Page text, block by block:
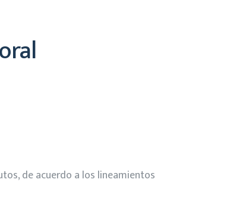
de acuerdo a los lineamientos